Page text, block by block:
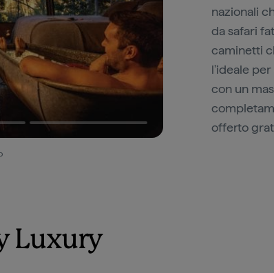
nazionali
da safari
caminetti
l'ideale per
con un
offerto
Luxury